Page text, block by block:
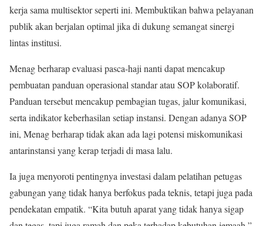
kerja sama multisektor seperti ini. Membuktikan bahwa pelayanan
publik akan berjalan optimal jika di dukung semangat sinergi
lintas institusi.
Menag berharap evaluasi pasca-haji nanti dapat mencakup
pembuatan panduan operasional standar atau SOP kolaboratif.
Panduan tersebut mencakup pembagian tugas, jalur komunikasi,
serta indikator keberhasilan setiap instansi. Dengan adanya SOP
ini, Menag berharap tidak akan ada lagi potensi miskomunikasi
antarinstansi yang kerap terjadi di masa lalu.
Ia juga menyoroti pentingnya investasi dalam pelatihan petugas
gabungan yang tidak hanya berfokus pada teknis, tetapi juga pada
pendekatan empatik. “Kita butuh aparat yang tidak hanya sigap